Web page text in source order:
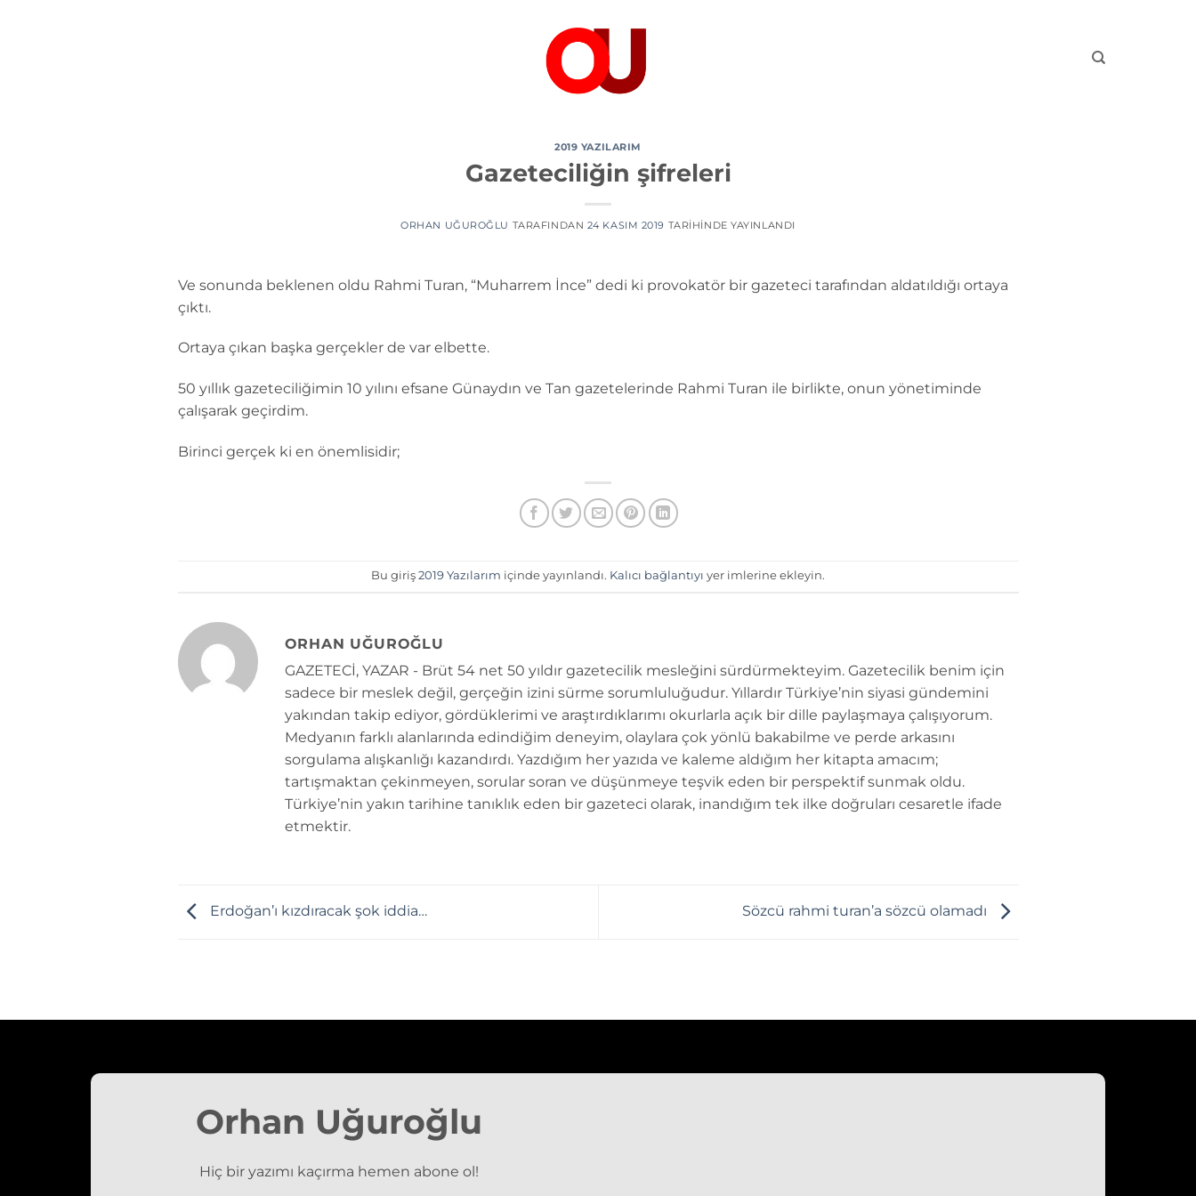
2019 YAZILARIM
Gazeteciliğin şifreleri
ORHAN UĞUROĞLU TARAFINDAN 24 KASIM 2019 TARIHINDE YAYINLANDI
Ve sonunda beklenen oldu Rahmi Turan, “Muharrem İnce” dedi ki provokatör bir gazeteci tarafından aldatıldığı ortaya
çıktı.
Ortaya çıkan başka gerçekler de var elbette.
50 yıllık gazeteciliğimin 10 yılını efsane Günaydın ve Tan gazetelerinde Rahmi Turan ile birlikte, onun yönetiminde
çalışarak geçirdim.
Birinci gerçek ki en önemlisidir;
Bu giriş 2019 Yazılarım içinde yayınlandı. Kalıcı bağlantıyı yer imlerine ekleyin.
ORHAN UĞUROĞLU
GAZETECİ, YAZAR - Brüt 54 net 50 yıldır gazetecilik mesleğini sürdürmekteyim. Gazetecilik benim için
sadece bir meslek değil, gerçeğin izini sürme sorumluluğudur. Yıllardır Türkiye’nin siyasi gündemini
yakından takip ediyor, gördüklerimi ve araştırdıklarımı okurlarla açık bir dille paylaşmaya çalışıyorum.
Medyanın farklı alanlarında edindiğim deneyim, olaylara çok yönlü bakabilme ve perde arkasını
sorgulama alışkanlığı kazandırdı. Yazdığım her yazıda ve kaleme aldığım her kitapta amacım;
tartışmaktan çekinmeyen, sorular soran ve düşünmeye teşvik eden bir perspektif sunmak oldu.
Türkiye’nin yakın tarihine tanıklık eden bir gazeteci olarak, inandığım tek ilke doğruları cesaretle ifade
etmektir.
Erdoğan’ı kızdıracak şok iddia… Sözcü rahmi turan’a sözcü olamadı
Orhan Uğuroğlu
Hiç bir yazımı kaçırma hemen abone ol!